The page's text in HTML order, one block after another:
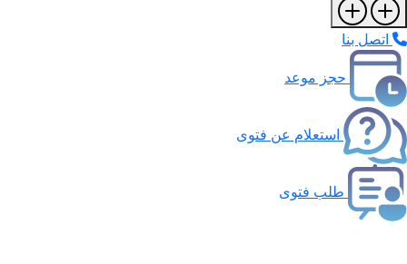
اتصل بنا
حجز موعد
استعلام عن فتوى
طلب فتوى